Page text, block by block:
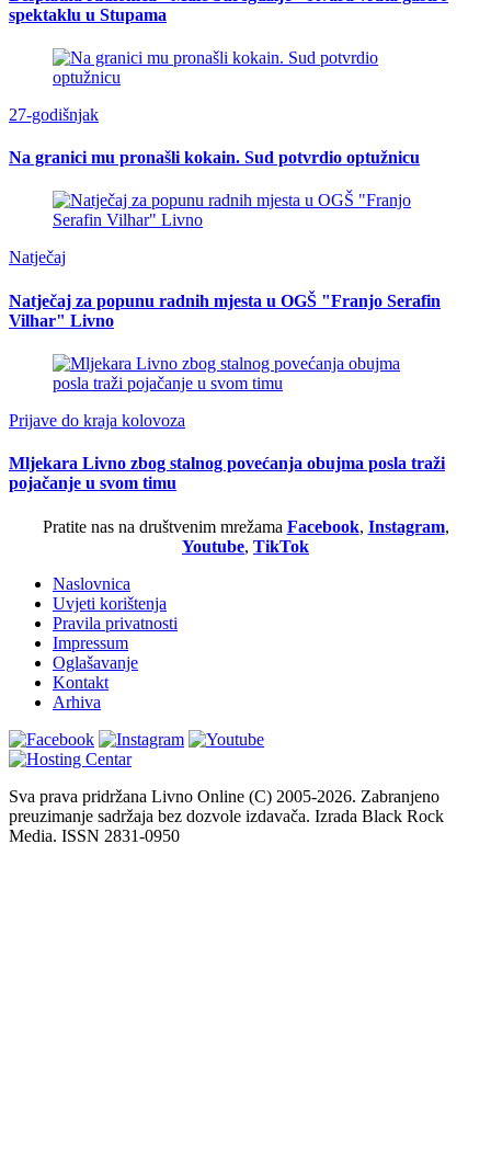
spektaklu u Stupama
27-godišnjak
Na granici mu pronašli kokain. Sud potvrdio optužnicu
Natječaj
Natječaj za popunu radnih mjesta u OGŠ "Franjo Serafin
Vilhar" Livno
Prijave do kraja kolovoza
Mljekara Livno zbog stalnog povećanja obujma posla traži
pojačanje u svom timu
Pratite nas na društvenim mrežama Facebook, Instagram,
Youtube, TikTok
Naslovnica
Uvjeti korištenja
Pravila privatnosti
Impressum
Oglašavanje
Kontakt
Arhiva
Sva prava pridržana Livno Online (C) 2005-2026. Zabranjeno
preuzimanje sadržaja bez dozvole izdavača. Izrada Black Rock
Media. ISSN 2831-0950